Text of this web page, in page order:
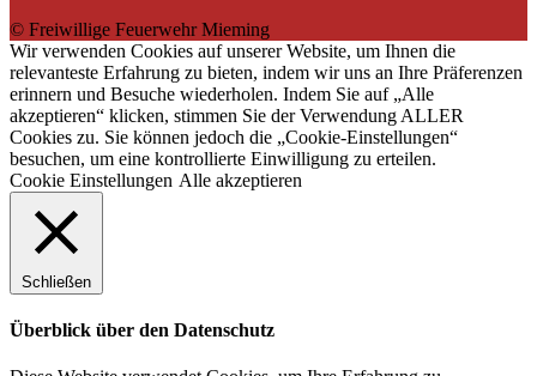
© Freiwillige Feuerwehr Mieming
Wir verwenden Cookies auf unserer Website, um Ihnen die
relevanteste Erfahrung zu bieten, indem wir uns an Ihre Präferenzen
erinnern und Besuche wiederholen. Indem Sie auf „Alle
akzeptieren“ klicken, stimmen Sie der Verwendung ALLER
Cookies zu. Sie können jedoch die „Cookie-Einstellungen“
besuchen, um eine kontrollierte Einwilligung zu erteilen.
Cookie Einstellungen Alle akzeptieren
Schließen
Überblick über den Datenschutz